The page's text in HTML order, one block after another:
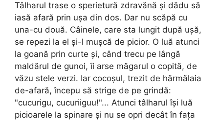
Tâlharul trase o sperietură zdravănă și dădu să
iasă afară prin ușa din dos. Dar nu scăpă cu
una-cu două. Câinele, care sta lungit după ușă,
se repezi la el și-l mușcă de picior. O luă atunci
la goană prin curte și, când trecu pe lângă
maldărul de gunoi, îi arse măgarul o copită, de
văzu stele verzi. Iar cocoșul, trezit de hărmălaia
de-afară, începu să strige de pe grindă:
"cucurigu, cucuriiguu!"... Atunci tâlharul își luă
picioarele la spinare și nu se opri decât în fața